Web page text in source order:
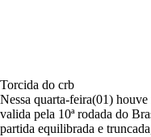
Torcida do crb
Nessa quarta-feira(01) houve
valida pela 10ª rodada do
partida equilibrada e